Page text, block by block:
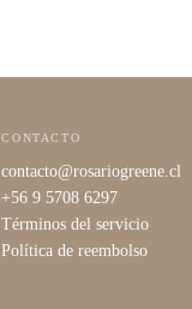
CONTACTO
contacto@rosariogreene.cl
+56 9 5708 6297
Términos del servicio
Política de reembolso